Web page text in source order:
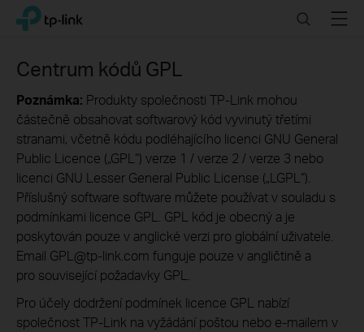
Click
navigation
TP-Link, Reliably Smart SearchMenu
Centrum kódů GPL
Poznámka: Produkty společnosti TP-Link mohou
částečně obsahovat softwarový kód vyvinutý třetími
stranami, včetně kódu podléhajícího licenci GNU General
Public Licence („GPL“) verze 1 / verze 2 / verze 3 nebo
licenci GNU Lesser General Public License („LGPL“).
Příslušný software software můžete používat v souladu s
podmínkami licence GPL. GPL kód je obecný a je
poskytován pouze v anglické verzi pro globální uživatele.
Email GPL@tp-link.com funguje pouze v angličtině a
pro související požadavky GPL.
Pro účely dodržení podmínek licence GPL nabízí
společnost TP-Link na vyžádání poštou nebo e-mailem v